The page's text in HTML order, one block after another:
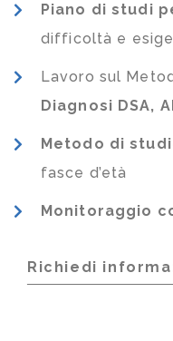
Piano di studi
difficoltà e
Lavoro sul
Diagnosi DSA,
Metodo di
fasce d’età
Monitoraggio
Richiedi